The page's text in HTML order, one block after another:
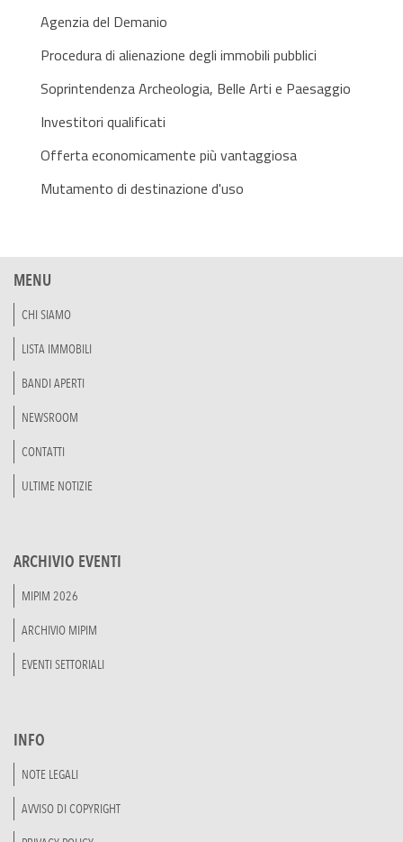
Agenzia del Demanio
Procedura di alienazione degli immobili pubblici
Soprintendenza Archeologia, Belle Arti e Paesaggio
Investitori qualificati
Offerta economicamente più vantaggiosa
Mutamento di destinazione d'uso
MENU
CHI SIAMO
LISTA IMMOBILI
BANDI APERTI
NEWSROOM
CONTATTI
ULTIME NOTIZIE
ARCHIVIO EVENTI
MIPIM 2026
ARCHIVIO MIPIM
EVENTI SETTORIALI
INFO
NOTE LEGALI
AVVISO DI COPYRIGHT